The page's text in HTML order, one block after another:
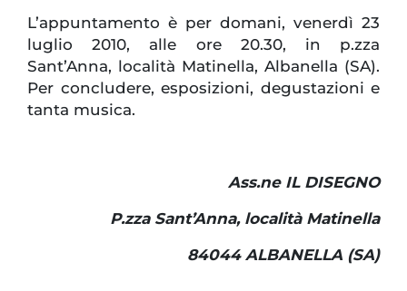
L’appuntamento è per domani, venerdì 23
luglio 2010, alle ore 20.30, in p.zza
Sant’Anna, località Matinella, Albanella (SA).
Per concludere, esposizioni, degustazioni e
tanta musica.
Ass.ne IL DISEGNO
P.zza Sant’Anna, località Matinella
84044 ALBANELLA (SA)